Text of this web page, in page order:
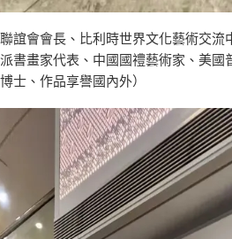
誼會會長、比利時世界文化藝術交流
書畫家代表、中國國禮藝術家、美國
士、作品享譽國內外）